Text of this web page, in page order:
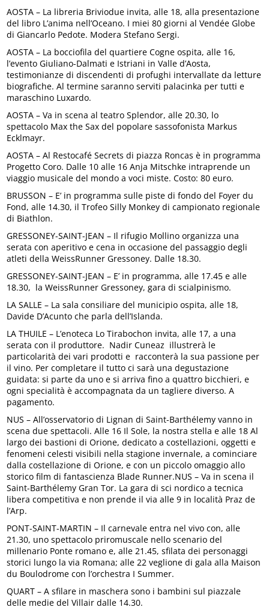
AOSTA – La libreria Briviodue invita, alle 18, alla presentazione
del libro L’anima nell’Oceano. I miei 80 giorni al Vendée Globe
di Giancarlo Pedote. Modera Stefano Sergi.
AOSTA – La bocciofila del quartiere Cogne ospita, alle 16,
l’evento Giuliano-Dalmati e Istriani in Valle d’Aosta,
testimonianze di discendenti di profughi intervallate da letture
biografiche. Al termine saranno serviti palacinka per tutti e
maraschino Luxardo.
AOSTA – Va in scena al teatro Splendor, alle 20.30, lo
spettacolo Max the Sax del popolare sassofonista Markus
Ecklmayr.
AOSTA – Al Restocafé Secrets di piazza Roncas è in programma
Progetto Coro. Dalle 10 alle 16 Anja Mitschke intraprende un
viaggio musicale del mondo a voci miste. Costo: 80 euro.
BRUSSON – E’ in programma sulle piste di fondo del Foyer du
Fond, alle 14.30, il Trofeo Silly Monkey di campionato regionale
di Biathlon.
GRESSONEY-SAINT-JEAN – Il rifugio Mollino organizza una
serata con aperitivo e cena in occasione del passaggio degli
atleti della WeissRunner Gressoney. Dalle 18.30.
GRESSONEY-SAINT-JEAN – E’ in programma, alle 17.45 e alle
18.30, la WeissRunner Gressoney, gara di scialpinismo.
LA SALLE – La sala consiliare del municipio ospita, alle 18,
Davide D’Acunto che parla dell’Islanda.
LA THUILE – L’enoteca Lo Tirabochon invita, alle 17, a una
serata con il produttore. Nadir Cuneaz illustrerà le
particolarità dei vari prodotti e racconterà la sua passione per
il vino. Per completare il tutto ci sarà una degustazione
guidata: si parte da uno e si arriva fino a quattro bicchieri, e
ogni specialità è accompagnata da un tagliere diverso. A
pagamento.
NUS – All’osservatorio di Lignan di Saint-Barthélemy vanno in
scena due spettacoli. Alle 16 Il Sole, la nostra stella e alle 18 Al
largo dei bastioni di Orione, dedicato a costellazioni, oggetti e
fenomeni celesti visibili nella stagione invernale, a cominciare
dalla costellazione di Orione, e con un piccolo omaggio allo
storico film di fantascienza Blade Runner.NUS – Va in scena il
Saint-Barthélemy Gran Tor. La gara di sci nordico a tecnica
libera competitiva e non prende il via alle 9 in località Praz de
l’Arp.
PONT-SAINT-MARTIN – Il carnevale entra nel vivo con, alle
21.30, uno spettacolo priromuscale nello scenario del
millenario Ponte romano e, alle 21.45, sfilata dei personaggi
storici lungo la via Romana; alle 22 veglione di gala alla Maison
du Boulodrome con l’orchestra I Summer.
QUART – A sfilare in maschera sono i bambini sul piazzale
delle medie del Villair dalle 14.30.